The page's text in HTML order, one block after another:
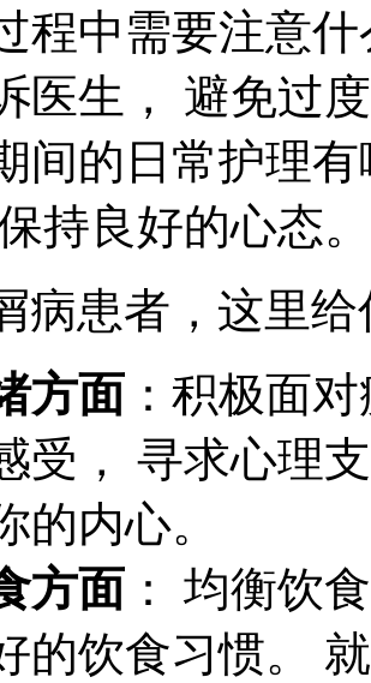
程中需要注意
医生， 避免过
间的日常护理
持良好的心态。
病患者，这里
方面 ：积极面
受， 寻求心理
的内心。
方面 ： 均衡饮
的饮食习惯。